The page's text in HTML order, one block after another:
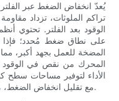
يُعدّ انخفاض الضغط عبر
تراكم الملوثات، تزداد
الوقود بعد الفلتر. تحتوي
على نطاق ضغط مُحدد؛ فإذا
المضخة للعمل بجهد أكبر،
المحرك من نقص في الوقود
الأداء لتوفير مساحات سطح
مع تقليل انخفاض الضغط، مما يُحقق توازنًا قويًا بين الحماية والتدفق.